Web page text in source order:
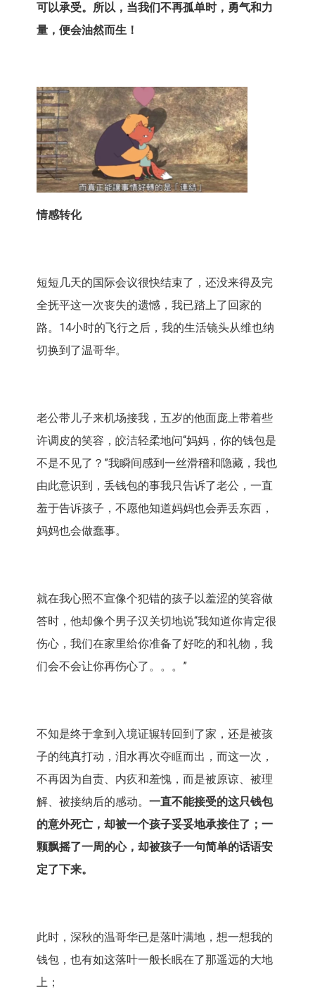
可以承受。所以，当我们不再孤单时，勇气和力
量，便会油然而生！
情感转化
短短几天的国际会议很快结束了，还没来得及完
全抚平这一次丧失的遗憾，我已踏上了回家的
路。14小时的飞行之后，我的生活镜头从维也纳
切换到了温哥华。
老公带儿子来机场接我，五岁的他面庞上带着些
许调皮的笑容，皎洁轻柔地问“妈妈，你的钱包是
不是不见了？”我瞬间感到一丝滑稽和隐藏，我也
由此意识到，丢钱包的事我只告诉了老公，一直
羞于告诉孩子，不愿他知道妈妈也会弄丢东西，
妈妈也会做蠢事。
就在我心照不宣像个犯错的孩子以羞涩的笑容做
答时，他却像个男子汉关切地说“我知道你肯定很
伤心，我们在家里给你准备了好吃的和礼物，我
们会不会让你再伤心了。。。”
不知是终于拿到入境证辗转回到了家，还是被孩
子的纯真打动，泪水再次夺眶而出，而这一次，
不再因为自责、内疚和羞愧，而是被原谅、被理
解、被接纳后的感动。 一直不能接受的这只钱包
的意外死亡，却被一个孩子妥妥地承接住了；一
颗飘摇了一周的心，却被孩子一句简单的话语安
定了下来。
此时，深秋的温哥华已是落叶满地，想一想我的
钱包，也有如这落叶一般长眠在了那遥远的大地
上；